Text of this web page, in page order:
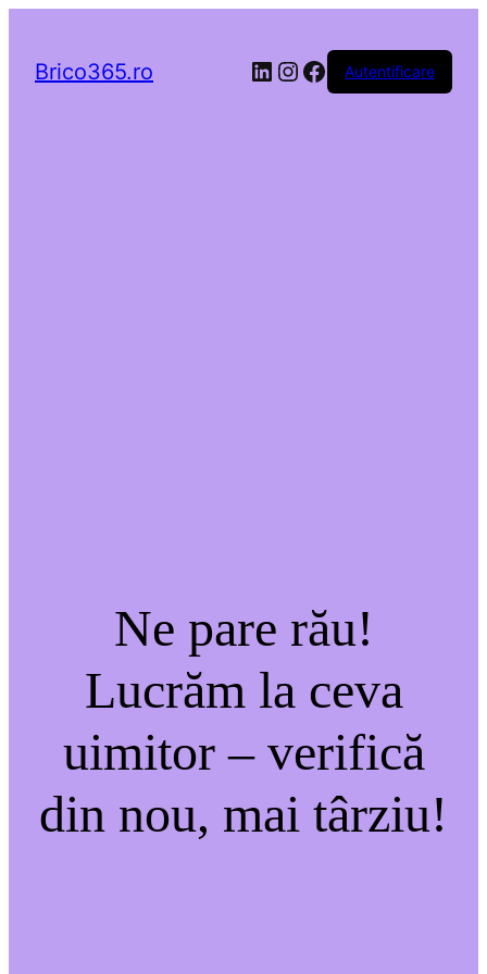
Brico365.ro LinkedIn
Instagram
Facebook
Autentificare
Ne pare rău!
Lucrăm la ceva
uimitor – verifică
din nou, mai târziu!